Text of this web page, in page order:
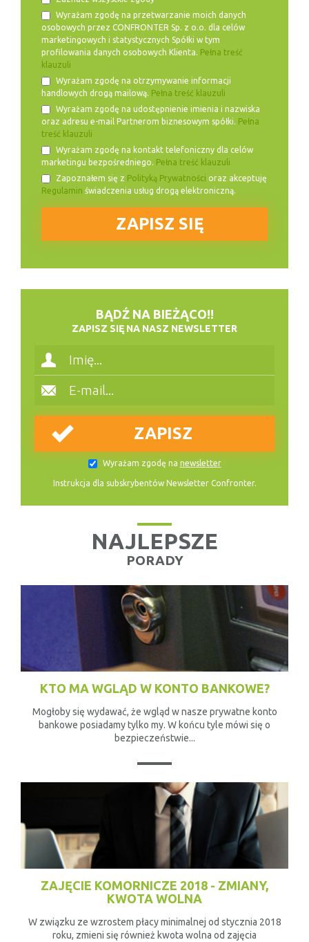
Wyrażam zgodę na przetwarzanie moich danych
osobowych przez CONFRONTER Sp. z o.o. dla celów
marketingowych i statystycznych Spółki w tym
profilowania danych osobowych Klienta. Pełna treść
klauzuli
Wyrażam zgodę na otrzymywanie informacji
handlowych drogą mailową. Pełna treść klauzuli
Wyrażam zgodę na udostępnienie imienia i nazwiska
oraz adresu e-mail Partnerom biznesowym spółki. Pełna
treść klauzuli
Wyrażam zgodę na kontakt telefoniczny dla celów
marketingu bezpośredniego. Pełna treść klauzuli
Zapoznałem się z Polityką Prywatności oraz akceptuję
Regulamin świadczenia usług drogą elektroniczną.
BĄDŹ NA BIEŻĄCO!!
ZAPISZ SIĘ NA NASZ NEWSLETTER
Wyrażam zgodę na newsletter
Instrukcja dla subskrybentów Newsletter Confronter.
NAJLEPSZE
PORADY
KTO MA WGLĄD W KONTO BANKOWE?
Mogłoby się wydawać, że wgląd w nasze prywatne konto
bankowe posiadamy tylko my. W końcu tyle mówi się o
bezpieczeństwie...
ZAJĘCIE KOMORNICZE 2018 - ZMIANY,
KWOTA WOLNA
W związku ze wzrostem płacy minimalnej od stycznia 2018
roku, zmieni się również kwota wolna od zajęcia